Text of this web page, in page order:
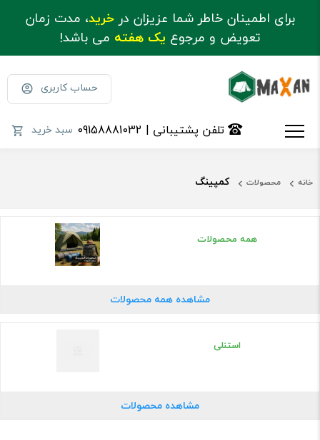
برای اطمینان خاطر شما عزیزان درخرید، مدت زمان
تعویض و مرجوع یک هفته می باشد!
حساب کاربری
سبد خرید تلفن پشتیبانی | 09158881032
خانه محصولات کمپینگ
همه محصولات
مشاهده همه محصولات
استنلی
مشاهده محصولات